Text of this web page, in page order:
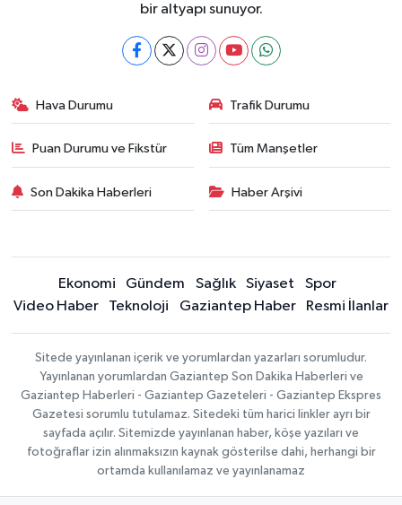
bir altyapı sunuyor.
Hava Durumu Trafik Durumu
Puan Durumu ve Fikstür Tüm Manşetler
Son Dakika Haberleri Haber Arşivi
Ekonomi Gündem Sağlık Siyaset
Spor
Video Haber
Teknoloji Gaziantep Haber Resmi İlanlar
Sitede yayınlanan içerik ve yorumlardan yazarları sorumludur.
Yayınlanan yorumlardan Gaziantep Son Dakika Haberleri ve
Gaziantep Haberleri - Gaziantep Gazeteleri - Gaziantep Ekspres
Gazetesi sorumlu tutulamaz. Sitedeki tüm harici linkler ayrı bir
sayfada açılır. Sitemizde yayınlanan haber, köşe yazıları ve
fotoğraflar izin alınmaksızın kaynak gösterilse dahi, herhangi bir
ortamda kullanılamaz ve yayınlanamaz